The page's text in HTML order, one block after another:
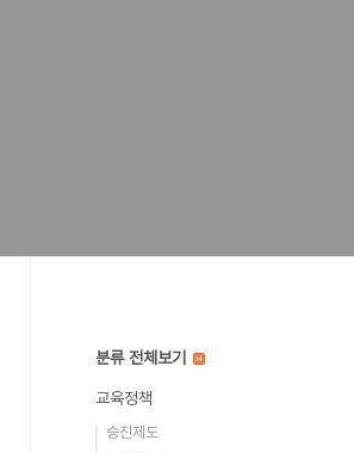
분류 전체보기
교육정책
승진제도